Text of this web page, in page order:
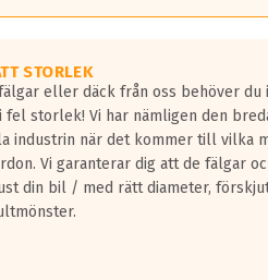
STORLEK
eller däck från oss behöver du
storlek! Vi har nämligen den
industrin när det kommer till vilka
Vi garanterar dig att de fälgar
din bil / med rätt diameter,